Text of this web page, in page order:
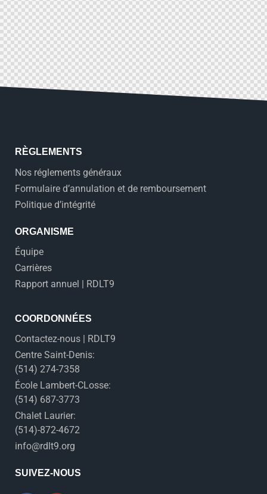
RÈGLEMENTS
Nos réglements généraux
Formulaire d’annulation et de remboursement
Politique d’intégrité
ORGANISME
Équipe
Carrières
Rapport annuel | RDLT9
COORDONNÉES
Contactez-nous | RDLT9
Centre Saint-Denis:
(514) 274-7358
École Lambert-CLosse:
(514) 687-3773
Chalet Laurier:
(514)-872-4672
info@rdlt9.org
SUIVEZ-NOUS